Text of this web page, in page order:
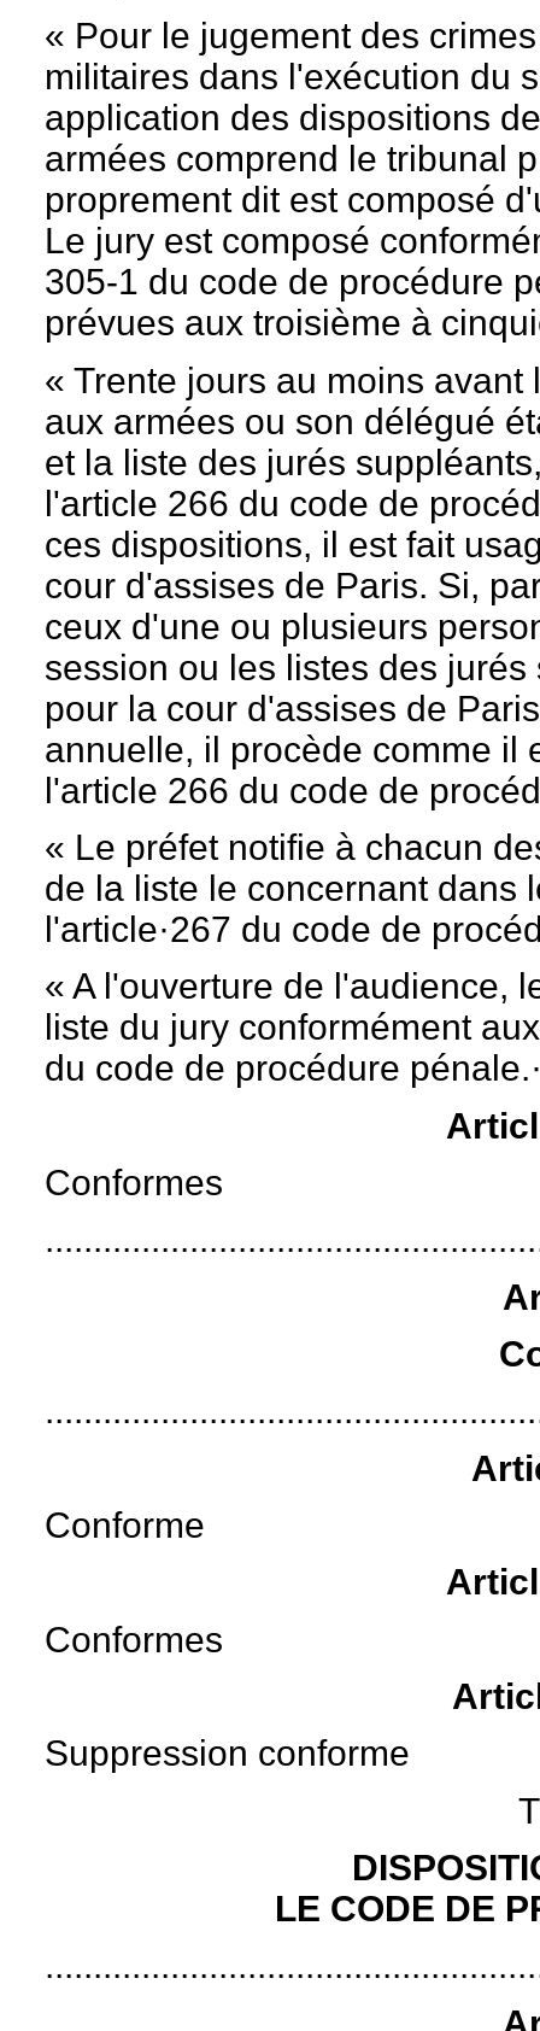
« Pour le jugement des
militaires dans l'exécution du
application des dispositions
armées comprend le tribunal
proprement dit est composé
Le jury est composé
305-1 du code de procédure
prévues aux troisième à
« Trente jours au moins
aux armées ou son délégué
et la liste des jurés
l'article 266 du code de
ces dispositions, il est fait
cour d'assises de Paris. Si,
ceux d'une ou plusieurs
session ou les listes des
pour la cour d'assises de
annuelle, il procède comme il
l'article 266 du code de
« Le préfet notifie à chacun
de la liste le concernant dans
l'article·267 du code de
« A l'ouverture de l'audience,
liste du jury conformément
du code de procédure
Conformes
Conforme
Conformes
Suppression conforme
LE CODE DE